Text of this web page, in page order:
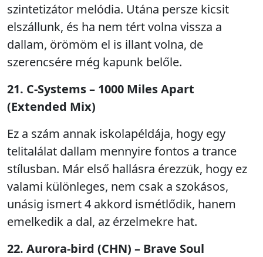
szintetizátor melódia. Utána persze kicsit
elszállunk, és ha nem tért volna vissza a
dallam, örömöm el is illant volna, de
szerencsére még kapunk belőle.
21. C-Systems – 1000 Miles Apart
(Extended Mix)
Ez a szám annak iskolapéldája, hogy egy
telitalálat dallam mennyire fontos a trance
stílusban. Már első hallásra érezzük, hogy ez
valami különleges, nem csak a szokásos,
unásig ismert 4 akkord ismétlődik, hanem
emelkedik a dal, az érzelmekre hat.
22. Aurora-bird (CHN) – Brave Soul